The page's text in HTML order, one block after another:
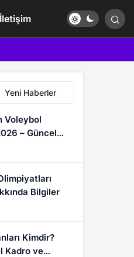
İletişim
Yeni Haberler
Voleybol
– Güncel
Bilgiler
Kimdir?
Kadro ve